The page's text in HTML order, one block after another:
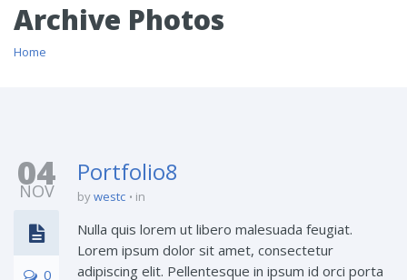
Archive Photos
Home
04
NOV
0
Portfolio8
bywestc in
Nulla quis lorem ut libero malesuada feugiat.
Lorem ipsum dolor sit amet, consectetur
adipiscing elit. Pellentesque in ipsum id orci porta